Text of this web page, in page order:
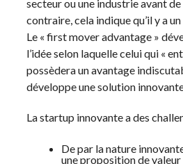
secteur ou une industrie avant
contraire, cela indique qu’il y a
Le « first mover advantage »
l’idée selon laquelle celui qui «
possèdera un avantage
développe une solution
La startup innovante a des
De par la nature
une proposition de